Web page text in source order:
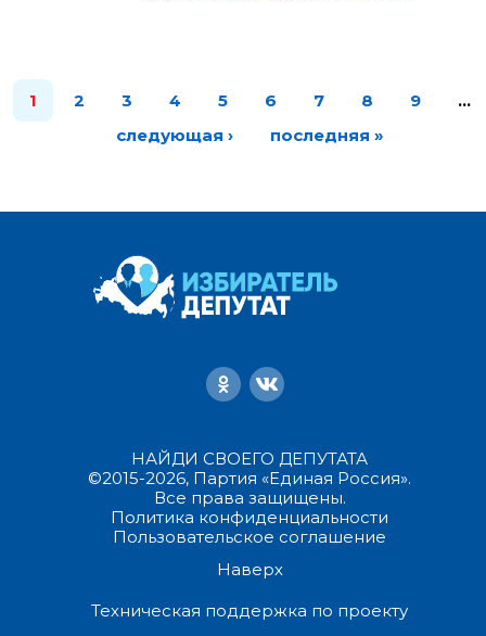
1 2 3 4 5 6 7 8 9
…
следующая ›
последняя »
НАЙДИ СВОЕГО ДЕПУТАТА
©2015-2026, Партия «Единая Россия».
Все права защищены.
Политика конфиденциальности
Пользовательское соглашение
Наверх
Техническая поддержка по проекту